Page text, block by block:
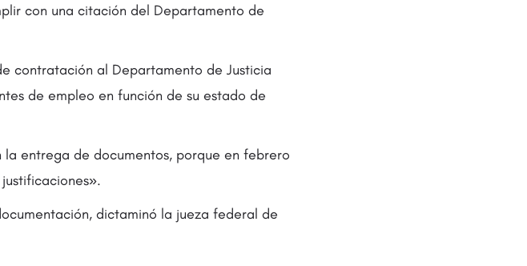
con una citación del Departamento de
contratación al Departamento de Justicia
de empleo en función de su estado de
entrega de documentos, porque en febrero
dictaminó la jueza federal de